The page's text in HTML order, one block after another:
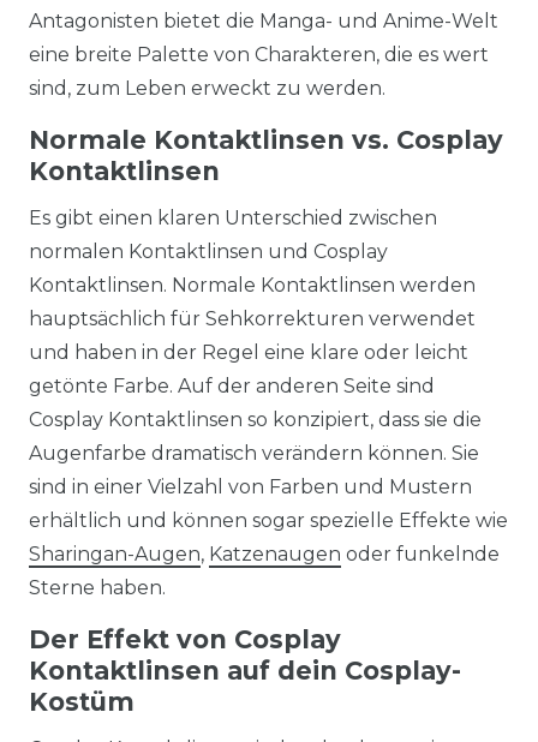
Antagonisten bietet die Manga- und Anime-Welt
eine breite Palette von Charakteren, die es wert
sind, zum Leben erweckt zu werden.
Normale Kontaktlinsen vs. Cosplay
Kontaktlinsen
Es gibt einen klaren Unterschied zwischen
normalen Kontaktlinsen und Cosplay
Kontaktlinsen. Normale Kontaktlinsen werden
hauptsächlich für Sehkorrekturen verwendet
und haben in der Regel eine klare oder leicht
getönte Farbe. Auf der anderen Seite sind
Cosplay Kontaktlinsen so konzipiert, dass sie die
Augenfarbe dramatisch verändern können. Sie
sind in einer Vielzahl von Farben und Mustern
erhältlich und können sogar spezielle Effekte wie
Sharingan-Augen, Katzenaugen oder funkelnde
Sterne haben.
Der Effekt von Cosplay
Kontaktlinsen auf dein Cosplay-
Kostüm